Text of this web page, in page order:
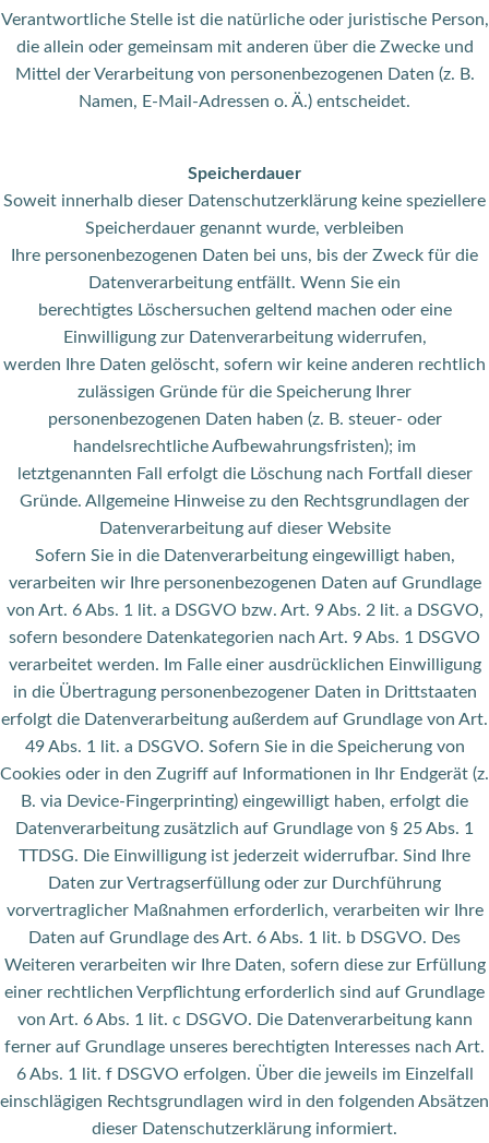
Verantwortliche Stelle ist die natürliche oder juristische Person,
die allein oder gemeinsam mit anderen über die Zwecke und
Mittel der Verarbeitung von personenbezogenen Daten (z. B.
Namen, E-Mail-Adressen o. Ä.) entscheidet.
Speicherdauer
Soweit innerhalb dieser Datenschutzerklärung keine speziellere
Speicherdauer genannt wurde, verbleiben
Ihre personenbezogenen Daten bei uns, bis der Zweck für die
Datenverarbeitung entfällt. Wenn Sie ein
berechtigtes Löschersuchen geltend machen oder eine
Einwilligung zur Datenverarbeitung widerrufen,
werden Ihre Daten gelöscht, sofern wir keine anderen rechtlich
zulässigen Gründe für die Speicherung Ihrer
personenbezogenen Daten haben (z. B. steuer- oder
handelsrechtliche Aufbewahrungsfristen); im
letztgenannten Fall erfolgt die Löschung nach Fortfall dieser
Gründe. Allgemeine Hinweise zu den Rechtsgrundlagen der
Datenverarbeitung auf dieser Website
Sofern Sie in die Datenverarbeitung eingewilligt haben,
verarbeiten wir Ihre personenbezogenen Daten auf Grundlage
von Art. 6 Abs. 1 lit. a DSGVO bzw. Art. 9 Abs. 2 lit. a DSGVO,
sofern besondere Datenkategorien nach Art. 9 Abs. 1 DSGVO
verarbeitet werden. Im Falle einer ausdrücklichen Einwilligung
in die Übertragung personenbezogener Daten in Drittstaaten
erfolgt die Datenverarbeitung außerdem auf Grundlage von Art.
49 Abs. 1 lit. a DSGVO. Sofern Sie in die Speicherung von
Cookies oder in den Zugriff auf Informationen in Ihr Endgerät (z.
B. via Device-Fingerprinting) eingewilligt haben, erfolgt die
Datenverarbeitung zusätzlich auf Grundlage von § 25 Abs. 1
TTDSG. Die Einwilligung ist jederzeit widerrufbar. Sind Ihre
Daten zur Vertragserfüllung oder zur Durchführung
vorvertraglicher Maßnahmen erforderlich, verarbeiten wir Ihre
Daten auf Grundlage des Art. 6 Abs. 1 lit. b DSGVO. Des
Weiteren verarbeiten wir Ihre Daten, sofern diese zur Erfüllung
einer rechtlichen Verpflichtung erforderlich sind auf Grundlage
von Art. 6 Abs. 1 lit. c DSGVO. Die Datenverarbeitung kann
ferner auf Grundlage unseres berechtigten Interesses nach Art.
6 Abs. 1 lit. f DSGVO erfolgen. Über die jeweils im Einzelfall
einschlägigen Rechtsgrundlagen wird in den folgenden Absätzen
dieser Datenschutzerklärung informiert.